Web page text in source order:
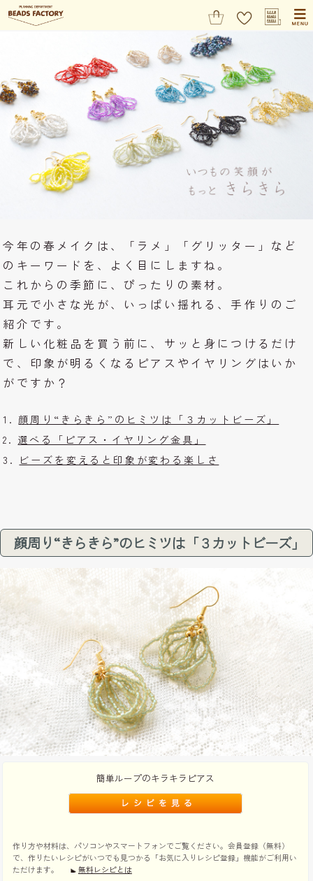
今年の春メイクは、「ラメ」「グリッター」など
のキーワードを、よく目にしますね。
これからの季節に、ぴったりの素材。
耳元で小さな光が、いっぱい揺れる、手作りのご
紹介です。
新しい化粧品を買う前に、サッと身につけるだけ
で、印象が明るくなるピアスやイヤリングはいか
がですか？
顔周り“きらきら”のヒミツは「３カットビーズ」
選べる「ピアス・イヤリング金具」
ビーズを変えると印象が変わる楽しさ
顔周り“きらきら”のヒミツは「３カットビーズ」
簡単ループのキラキラピアス
作り方や材料は、パソコンやスマートフォンでご覧ください。会員登録（無料）
で、作りたいレシピがいつでも見つかる「お気に入りレシピ登録」機能がご利用い
ただけます。
無料レシピとは